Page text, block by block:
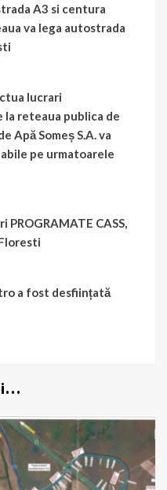
A3 si centura
va lega autostrada
lucrari
la reteaua publica de
Apă Someș S.A. va
pe urmatoarele
CASS,
a fost desființată